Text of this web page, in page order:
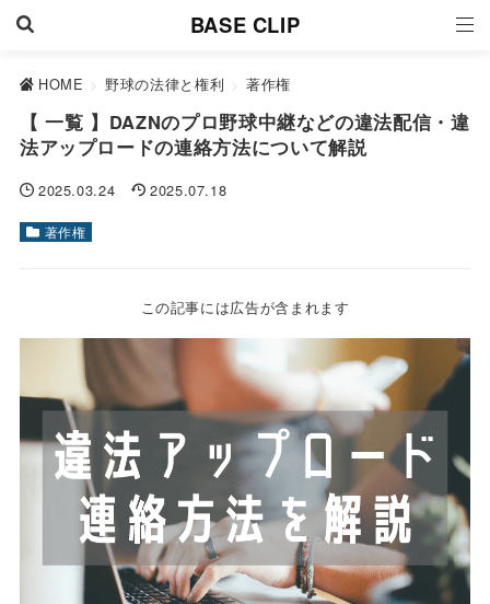
BASE CLIP
HOME > 野球の法律と権利 > 著作権
【 一覧 】DAZNのプロ野球中継などの違法配信・違
法アップロードの連絡方法について解説
2025.03.24 2025.07.18
著作権
この記事には広告が含まれます